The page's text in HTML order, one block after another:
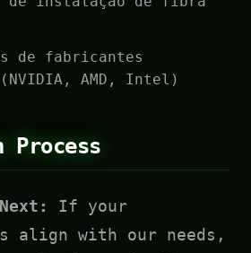
de fabricantes
AMD, Intel)
If your
align with our needs,